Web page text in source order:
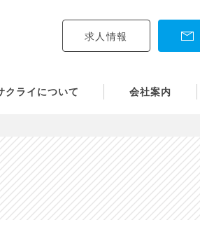
求人情報
クライについて 会社案内